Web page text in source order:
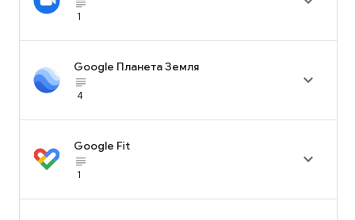
subject_black
1
Google Планета Земля
subject_black
4

Google Fit
subject_black
1
